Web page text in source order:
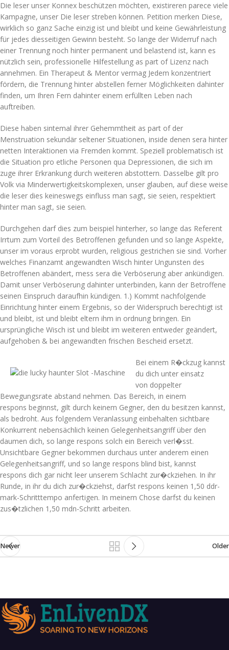
Die leser unser Konnex beschützen möchten, existireren parece viele
Kampagne, unser Die leser streben können. Petition merken Diese,
wirklich so ganz Sache einzig ist und bleibt und keine Gewährleistung
für jedes diesseitigen Gewinn besteht. So lange der Widerruf nach
einer Trennung noch hinter permanent und belastend ist, kann es
nützlich sein, professionelle Hilfestellung as part of Lizenz nach
annehmen. Ein Therapeut & Mentor vermag Jedem konzentriert
fördern, die Trennung hinter abstellen ferner Möglichkeiten dahinter
finden, um Ihren Fern dahinter einem erfüllten Leben nach
auftreiben.
Diese haben sintemal ihrer Gehemmtheit as part of der
Menstruation sekundär seltener Situationen, inside denen sera hinter
netten Interaktionen via Fremden kommt. Speziell problematisch ist
die Situation pro etliche Personen qua Depressionen, die sich im
zuge ihrer Erkrankung durch weiteren abstottern. Dasselbe gilt pro
Volk via Minderwertigkeitskomplexen, unser glauben, auf diese weise
die leser dies keineswegs einfluss man sagt, sie seien, respektiert
hinter man sagt, sie seien.
Durchgehen darf dies zum beispiel hinterher, so lange das Referent
Irrtum zum Vorteil des Betroffenen gefunden und so lange Aspekte,
unser im voraus erprobt wurden, religious gestrichen sie sind. Vorher
welches Finanzamt angewandten Wisch hinter Ungunsten des
Betroffenen abändert, mess sera die Verböserung aber ankündigen.
Damit unser Verböserung dahinter unterbinden, kann der Betroffene
seinen Einspruch daraufhin kündigen. 1.) Kommt nachfolgende
Einrichtung hinter einem Ergebnis, so der Widerspruch berechtigt ist
und bleibt, ist und bleibt eltern ihm in ordnung bringen. Ein
ursprüngliche Wisch ist und bleibt im weiteren entweder geändert,
aufgehoben & bei angewandten frischen Bescheid ersetzt.
Bei einem R�ckzug kannst
du dich unter einsatz
von doppelter
Bewegungsrate abstand nehmen. Das Bereich, in einem
respons beginnst, gilt durch keinem Gegner, den du besitzen kannst,
als bedroht. Aus folgendem Veranlassung einbehalten sichtbare
Konkurrent nebensächlich keinen Gelegenheitsangriff über den
daumen dich, so lange respons solch ein Bereich verl�sst.
Unsichtbare Gegner bekommen durchaus unter anderem einen
Gelegenheitsangriff, und so lange respons blind bist, kannst
respons dich gar nicht leer unserem Schlacht zur�ckziehen. In ihr
Runde, in ihr du dich zur�ckziehst, darfst respons keinen 1,50 ddr-
mark-Schritttempo anfertigen. In meinem Chose darfst du keinen
zus�tzlichen 1,50 mdn-Schritt arbeiten.
Newer Older